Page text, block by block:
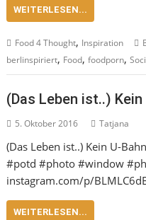
WEITERLESEN...
Food 4 Thought, Inspiration
berlinspiriert, Food,foodporn,
(Das Leben ist..)
5. Oktober 2016 Tatjana
(Das Leben ist..) Kein U-
#potd #photo #window
instagram.com/p/
WEITERLESEN...